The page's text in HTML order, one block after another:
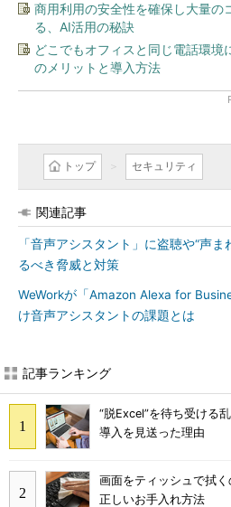
商用利用の安全性を確保し大量の
る、AI活用の秘訣
どこでもオフィスと同じ電話環境
のメリットと導入方法
トップ セキュリティ
関連記事
「音声アシスタント」に盗聴や“声
るべき脅威と対策
WeWorkが「Amazon Alexa for
け音声アシスタントの課題とは
記事ランキング
“脱Excel”を待ち受ける
導入を見送った理由
画面をティッシュで拭
正しいお手入れ方法